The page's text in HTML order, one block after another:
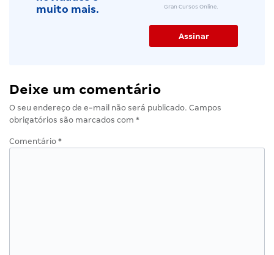
muito mais.
Gran Cursos Online.
Deixe um comentário
O seu endereço de e-mail não será publicado. Campos
obrigatórios são marcados com *
Comentário *